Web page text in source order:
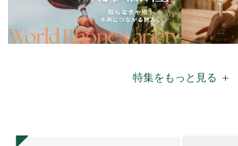
特集をもっと見る ＋